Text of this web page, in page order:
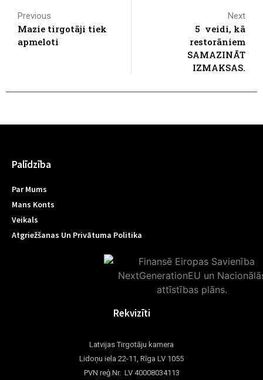
Previous
Mazie tirgotāji tiek
apmeloti
Next
5 veidi, kā
restorāniem
SAMAZINĀT
IZMAKSAS.
Palīdzība
Par Mums
Mans Konts
Veikals
Atgriežšanas Un Privātuma Politika
Rekvizīti
Latvijas Tirgotāju kamera
Lidoņu iela 22-11, Rīga LV 1055
PVN reģ.Nr. LV 40008034113